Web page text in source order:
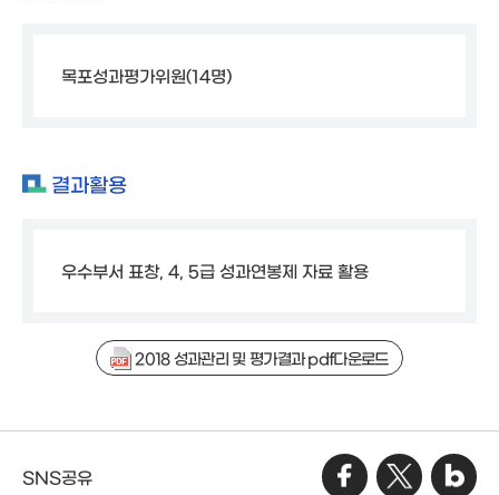
목포성과평가위원(14명)
결과활용
우수부서 표창, 4, 5급 성과연봉제 자료 활용
2018 성과관리 및 평가결과 pdf다운로드
SNS공유